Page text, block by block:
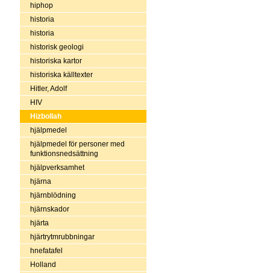
hiphop
historia
historia
historisk geologi
historiska kartor
historiska källtexter
Hitler, Adolf
HIV
Hizbollah
hjälpmedel
hjälpmedel för personer med
funktionsnedsättning
hjälpverksamhet
hjärna
hjärnblödning
hjärnskador
hjärta
hjärtrytmrubbningar
hnefatafel
Holland